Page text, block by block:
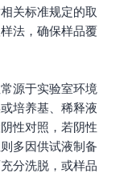
关标准规定的取
法，确保样品覆
源于实验室环境
培养基、稀释液
性对照，若阴性
多因供试液制备
分洗脱，或样品